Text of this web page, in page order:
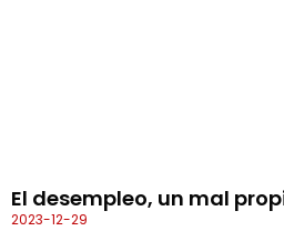
El desempleo, un mal
2023-12-29